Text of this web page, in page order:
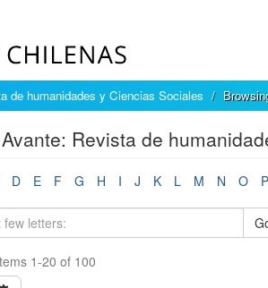
de humanidades y Ciencias Sociales
Revista de
D E F G H I J K L M N O P
1-20 of 100